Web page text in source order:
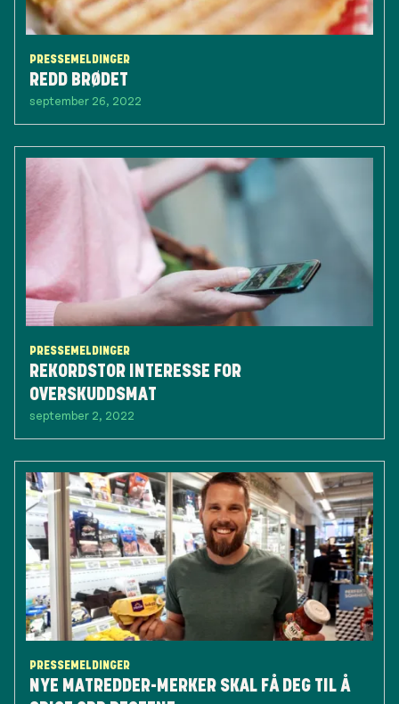
PRESSEMELDINGER
REDD BRØDET
september 26, 2022
PRESSEMELDINGER
REKORDSTOR INTERESSE FOR
OVERSKUDDSMAT
september 2, 2022
PRESSEMELDINGER
NYE MATREDDER-MERKER SKAL FÅ DEG TIL Å